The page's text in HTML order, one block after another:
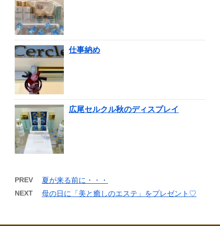
仕事納め
広尾セルクル秋のディスプレイ
PREV 夏が来る前に・・・
NEXT 母の日に「美と癒しのエステ」をプレゼント♡